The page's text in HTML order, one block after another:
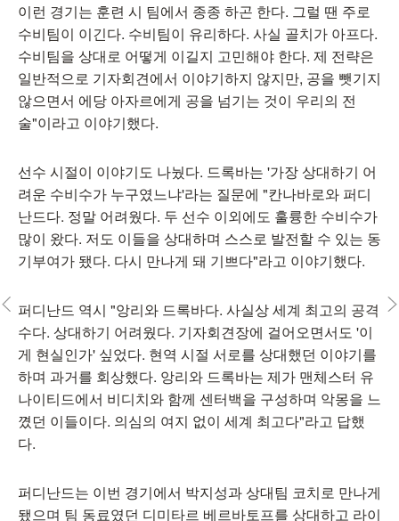
이런 경기는 훈련 시 팀에서 종종 하곤 한다. 그럴 땐 주로
수비팀이 이긴다. 수비팀이 유리하다. 사실 골치가 아프다.
수비팀을 상대로 어떻게 이길지 고민해야 한다. 제 전략은
일반적으로 기자회견에서 이야기하지 않지만, 공을 뺏기지
않으면서 에당 아자르에게 공을 넘기는 것이 우리의 전
술"이라고 이야기했다.
선수 시절이 이야기도 나눴다. 드록바는 '가장 상대하기 어
려운 수비수가 누구였느냐'라는 질문에 "칸나바로와 퍼디
난드다. 정말 어려웠다. 두 선수 이외에도 훌륭한 수비수가
많이 왔다. 저도 이들을 상대하며 스스로 발전할 수 있는 동
기부여가 됐다. 다시 만나게 돼 기쁘다"라고 이야기했다.
퍼디난드 역시 "앙리와 드록바다. 사실상 세계 최고의 공격
수다. 상대하기 어려웠다. 기자회견장에 걸어오면서도 '이
게 현실인가' 싶었다. 현역 시절 서로를 상대했던 이야기를
하며 과거를 회상했다. 앙리와 드록바는 제가 맨체스터 유
나이티드에서 비디치와 함께 센터백을 구성하며 악몽을 느
꼈던 이들이다. 의심의 여지 없이 세계 최고다"라고 답했
다.
퍼디난드는 이번 경기에서 박지성과 상대팀 코치로 만나게
됐으며 팀 동료였던 디미타르 베르바토프를 상대하고 라이